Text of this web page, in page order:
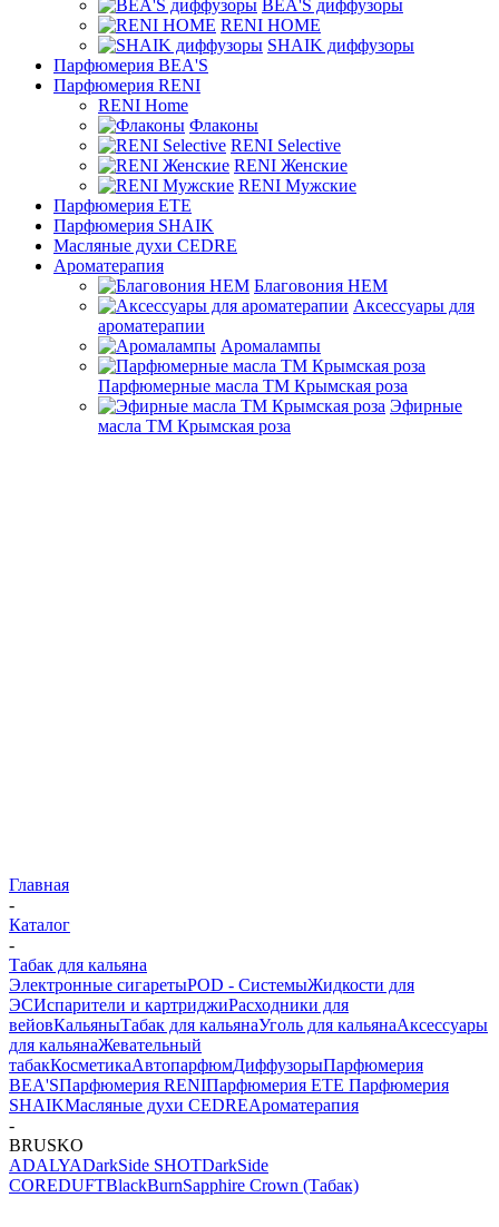
BEA'S диффузоры
RENI HOME
SHAIK диффузоры
Парфюмерия BEA'S
Парфюмерия RENI
RENI Home
Флаконы
RENI Selective
RENI Женские
RENI Мужские
Парфюмерия ETE
Парфюмерия SHAIK
Масляные духи CEDRE
Ароматерапия
Благовония HEM
Аксессуары для
ароматерапии
Аромалампы
Парфюмерные масла ТМ Крымская роза
Эфирные
масла ТМ Крымская роза
Главная
-
Каталог
-
Табак для кальяна
Электронные сигаретыPOD - СистемыЖидкости для
ЭСИспарители и картриджиРасходники для
вейовКальяныТабак для кальянаУголь для кальянаАксессуары
для кальянаЖевательный
табакКосметикаАвтопарфюмДиффузорыПарфюмерия
BEA'SПарфюмерия RENIПарфюмерия ETE Парфюмерия
SHAIKМасляные духи CEDREАроматерапия
-
BRUSKO
ADALYADarkSide SHOTDarkSide
COREDUFTBlackBurnSapphire Crown (Табак)